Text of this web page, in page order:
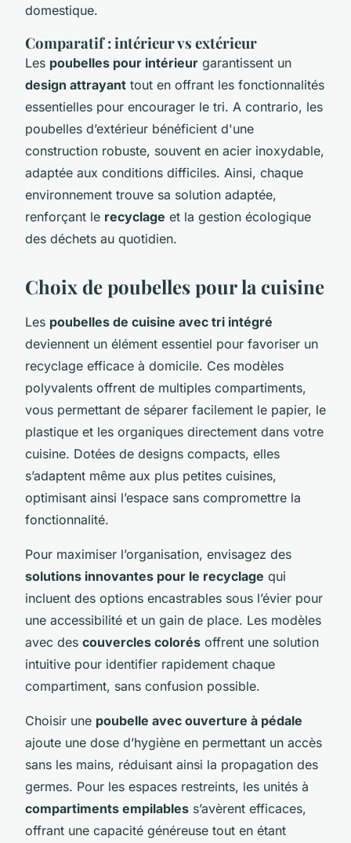
domestique.
Comparatif : intérieur vs extérieur
Les poubelles pour intérieur garantissent un
design attrayant tout en offrant les fonctionnalités
essentielles pour encourager le tri. A contrario, les
poubelles d’extérieur bénéficient d'une
construction robuste, souvent en acier inoxydable,
adaptée aux conditions difficiles. Ainsi, chaque
environnement trouve sa solution adaptée,
renforçant le recyclage et la gestion écologique
des déchets au quotidien.
Choix de poubelles pour la cuisine
Les poubelles de cuisine avec tri intégré
deviennent un élément essentiel pour favoriser un
recyclage efficace à domicile. Ces modèles
polyvalents offrent de multiples compartiments,
vous permettant de séparer facilement le papier, le
plastique et les organiques directement dans votre
cuisine. Dotées de designs compacts, elles
s’adaptent même aux plus petites cuisines,
optimisant ainsi l’espace sans compromettre la
fonctionnalité.
Pour maximiser l’organisation, envisagez des
solutions innovantes pour le recyclage qui
incluent des options encastrables sous l’évier pour
une accessibilité et un gain de place. Les modèles
avec des couvercles colorés offrent une solution
intuitive pour identifier rapidement chaque
compartiment, sans confusion possible.
Choisir une poubelle avec ouverture à pédale
ajoute une dose d’hygiène en permettant un accès
sans les mains, réduisant ainsi la propagation des
germes. Pour les espaces restreints, les unités à
compartiments empilables s’avèrent efficaces,
offrant une capacité généreuse tout en étant